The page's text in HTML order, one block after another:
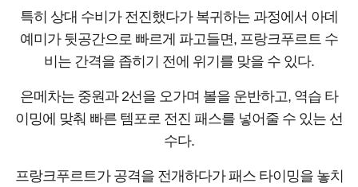
특히 상대 수비가 전진했다가 복귀하는 과정에서 아데
예미가 뒷공간으로 빠르게 파고들면, 프랑크푸르트 수
비는 간격을 좁히기 전에 위기를 맞을 수 있다.
은메차는 중원과 2선을 오가며 볼을 운반하고, 역습 타
이밍에 맞춰 빠른 템포로 전진 패스를 넣어줄 수 있는 선
수다.
프랑크푸르트가 공격을 전개하다가 패스 타이밍을 놓치